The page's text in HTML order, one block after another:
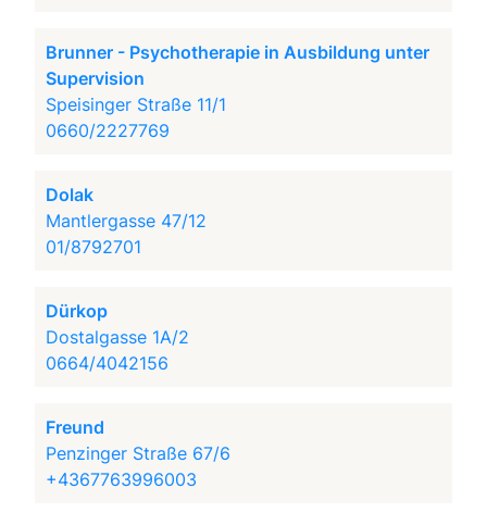
Brunner - Psychotherapie in Ausbildung unter
Supervision
Speisinger Straße 11/1
0660/2227769
Dolak
Mantlergasse 47/12
01/8792701
Dürkop
Dostalgasse 1A/2
0664/4042156
Freund
Penzinger Straße 67/6
+4367763996003